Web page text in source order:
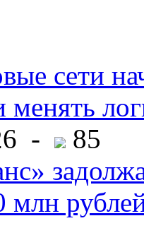
сети
менять
-
85
млн